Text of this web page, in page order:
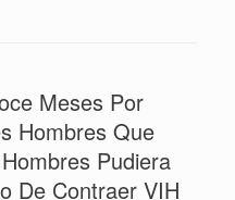
Meses Por
Hombres Que
Pudiera
De Contraer VIH